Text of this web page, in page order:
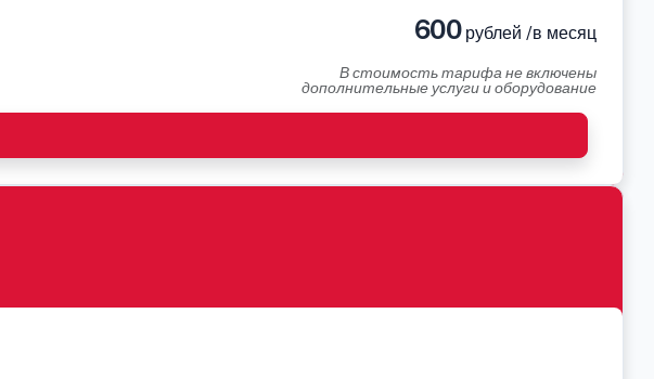
600рублей /в месяц
В стоимость тарифа не включены
дополнительные услуги и оборудование